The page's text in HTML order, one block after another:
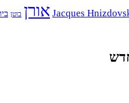
Jacques אורן בוטן